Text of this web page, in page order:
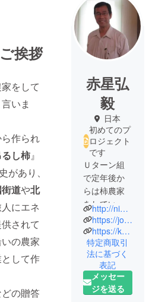
挨拶
をして
いま
作られ
し柿』
があり、
道や北
にエネ
されて
の農家
して作
の贈答
赤星弘
毅
日本
初めてのプ
ロジェクト
です
Ｕターン組
で定年後か
らは柿農家
をしていま
す。
今庄で今庄
宿や旧北陸
トンネル群
を紹介する
観光ボラン
ティアガイ
http://nipponn-daisuki.seesaa.net/
https://joho-ichiban.com/fukui/
https://kayabukinoie.blogspot.com/
特定商取引
法に基づく
表記
メッセー
ジを送る